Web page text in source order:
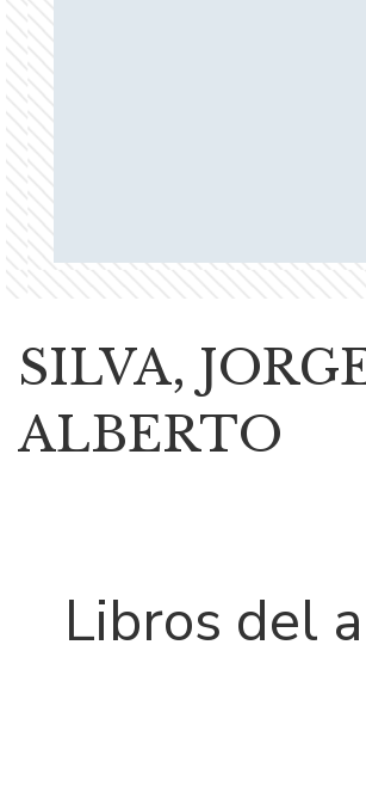
SILVA,
ALBERTO
Libros del